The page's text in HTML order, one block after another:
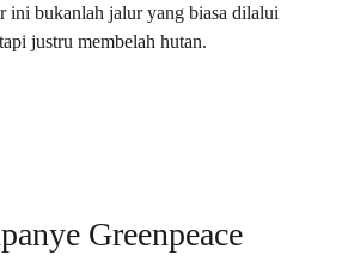
ini bukanlah jalur yang biasa dilalui
justru membelah hutan.
Greenpeace